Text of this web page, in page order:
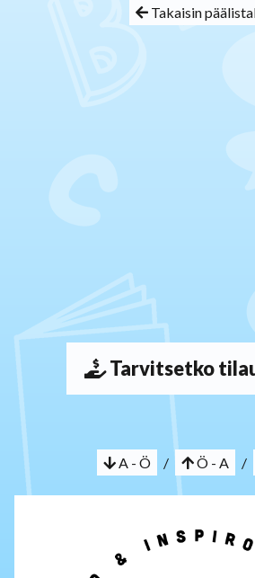
Takaisin
Tarvitsetko
A - Ö / Ö - A /